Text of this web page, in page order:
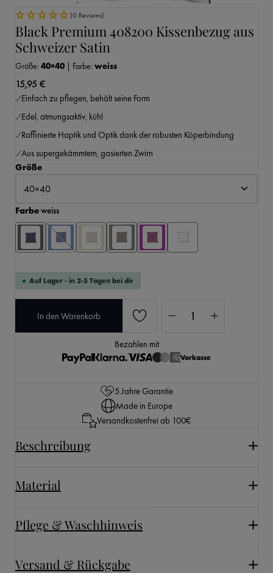
(0 Reviews)
Black Premium 408200 Kissenbezug aus
Schweizer Satin
Größe: 40×40 | Farbe: weiss
15,95 €
Einfach zu pflegen, behält seine Form
Edel, atmungsaktiv, kühl
Raffinierte Haptik und Optik dank der robusten Köperbindung
Aus supergekämmtem, gasierten Zwirn
Größeauswählen
Farbeauswählen
weiss
Auf Lager - in 2-5 Tagen bei dir
In den Warenkorb
Bezahlen mit
Vorkasse
5 Jahre Garantie
Made in Europe
Versandkostenfrei ab 100€
Beschreibung
Material
Pflege & Waschhinweis
Versand & Rückgabe